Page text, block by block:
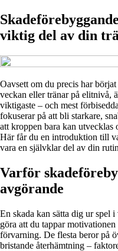
viktig del av din
Oavsett om du precis har
veckan eller tränar på elitnivå,
viktigaste – och mest
fokuserar på att bli starkare,
att kroppen bara kan
Här får du en introduktion till
vara en självklar del av din
Varför
avgörande
En skada kan sätta dig ur spel
göra att du tappar
förvarning. De flesta beror på
bristande återhämtning –